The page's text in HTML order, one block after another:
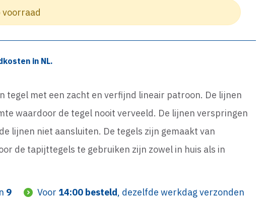
voorraad
in NL.
tegel met een zacht en verfijnd lineair patroon. De lijnen
waardoor de tegel nooit verveeld. De lijnen verspringen
lijnen niet aansluiten. De tegels zijn gemaakt van
de tapijttegels te gebruiken zijn zowel in huis als in
9 Voor 14:00 besteld, dezelfde werkdag verzonden